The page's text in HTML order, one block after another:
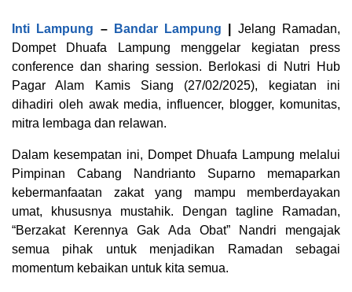
Inti Lampung – Bandar Lampung
Jelang Ramadan,
Dompet Dhuafa Lampung menggelar kegiatan press
conference dan sharing session. Berlokasi di Nutri Hub
Pagar Alam Kamis Siang (27/02/2025), kegiatan ini
dihadiri oleh awak media, influencer, blogger, komunitas,
mitra lembaga dan relawan.
Dalam kesempatan ini, Dompet Dhuafa Lampung melalui
Pimpinan Cabang Nandrianto Suparno memaparkan
kebermanfaatan zakat yang mampu memberdayakan
umat, khususnya mustahik. Dengan tagline Ramadan,
“Berzakat Kerennya Gak Ada Obat” Nandri mengajak
semua pihak untuk menjadikan Ramadan sebagai
momentum kebaikan untuk kita semua.